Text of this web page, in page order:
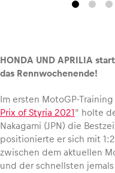
HONDA UND APRILIA
das Rennwochenende!
Im ersten MotoGP-Training
Prix of Styria 2021“ holte
Nakagami (JPN) die
positionierte er sich mit
zwischen dem aktuellen
und der schnellsten